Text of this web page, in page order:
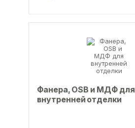
Фанера, OSB и МДФ для
внутренней отделки